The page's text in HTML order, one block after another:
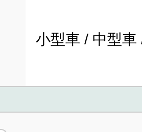
小型車 / 中型車